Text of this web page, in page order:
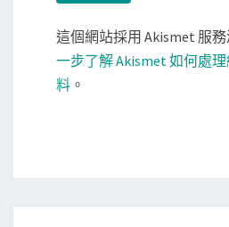
這個網站採用 Akismet 服
一步了解 Akismet 如何處
料 。